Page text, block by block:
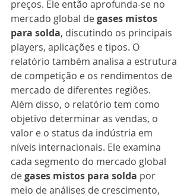
preços. Ele então aprofunda-se no
mercado global de gases mistos
para solda, discutindo os principais
players, aplicações e tipos. O
relatório também analisa a estrutura
de competição e os rendimentos de
mercado de diferentes regiões.
Além disso, o relatório tem como
objetivo determinar as vendas, o
valor e o status da indústria em
níveis internacionais. Ele examina
cada segmento do mercado global
de gases mistos para solda por
meio de análises de crescimento,